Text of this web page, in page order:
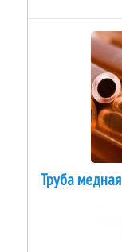
Труба медная